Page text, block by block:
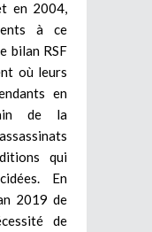
en 2004,
à ce
bilan RSF
où leurs
en
de la
qui
En
2019 de
de